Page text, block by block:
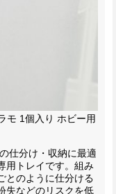
モ 1個入り ホビー用
仕分け・収納に最適
用トレイです。組み
とのように仕分ける
失などのリスクを低